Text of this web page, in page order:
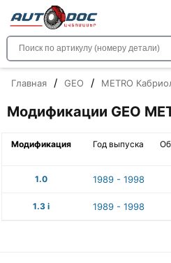
Главная / GEO / METRO
Модификации GEO
Модификация Год выпуска
1.0 1989 - 1998
1.3 i 1989 - 1998